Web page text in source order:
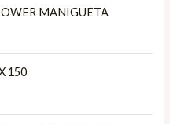
MANIGUETA
150